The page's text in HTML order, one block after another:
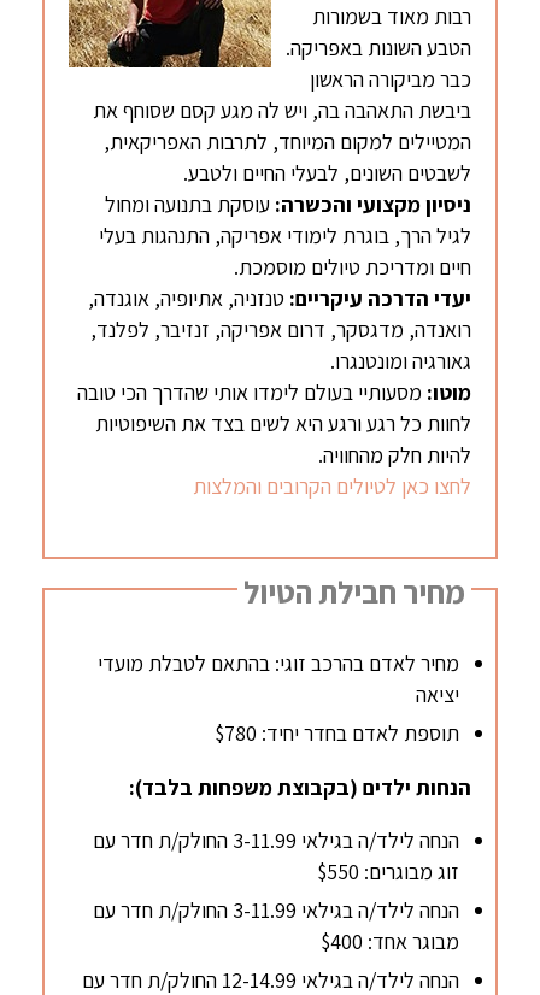
רבות מאוד בשמורות
הטבע השונות באפריקה.
כבר מביקורה הראשון
ביבשת התאהבה בה, ויש לה מגע קסם שסוחף את
המטיילים למקום המיוחד, לתרבות האפריקאית,
לשבטים השונים, לבעלי החיים ולטבע.
ניסיון מקצועי והכשרה: עוסקת בתנועה ומחול
לגיל הרך, בוגרת לימודי אפריקה, התנהגות בעלי
חיים ומדריכת טיולים מוסמכת.
יעדי הדרכה עיקריים: טנזניה, אתיופיה, אוגנדה,
רואנדה, מדגסקר, דרום אפריקה, זנזיבר, לפלנד,
גאורגיה ומונטנגרו.
מוטו: מסעותיי בעולם לימדו אותי שהדרך הכי טובה
לחוות כל רגע ורגע היא לשים בצד את השיפוטיות
להיות חלק מהחוויה.
לחצו כאן לטיולים הקרובים והמלצות
מחיר חבילת הטיול
מחיר לאדם בהרכב זוגי: בהתאם לטבלת מועדי
יציאה
תוספת לאדם בחדר יחיד: $780
הנחות ילדים (בקבוצת משפחות בלבד):
הנחה לילד/ה בגילאי 3-11.99 החולק/ת חדר עם
זוג מבוגרים: $550
הנחה לילד/ה בגילאי 3-11.99 החולק/ת חדר עם
מבוגר אחד: $400
הנחה לילד/ה בגילאי 12-14.99 החולק/ת חדר עם